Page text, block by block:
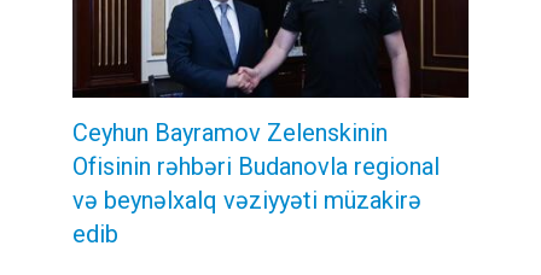
Ceyhun Bayramov Zelenskinin
Ofisinin rəhbəri Budanovla regional
və beynəlxalq vəziyyəti müzakirə
edib